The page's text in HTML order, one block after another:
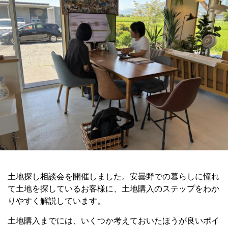
土地探し相談会を開催しました。安曇野での暮らしに憧れ
て土地を探しているお客様に、土地購入のステップをわか
りやすく解説しています。
土地購入までには、いくつか考えておいたほうが良いポイ